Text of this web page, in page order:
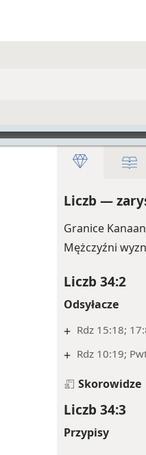
Liczb —
Granice
Mężczyźni
Liczb 34:2
Odsyłacze
+ Rdz 15:18;
+ Rdz 10:19;
Skorowidze
Liczb 34:3
Przypisy